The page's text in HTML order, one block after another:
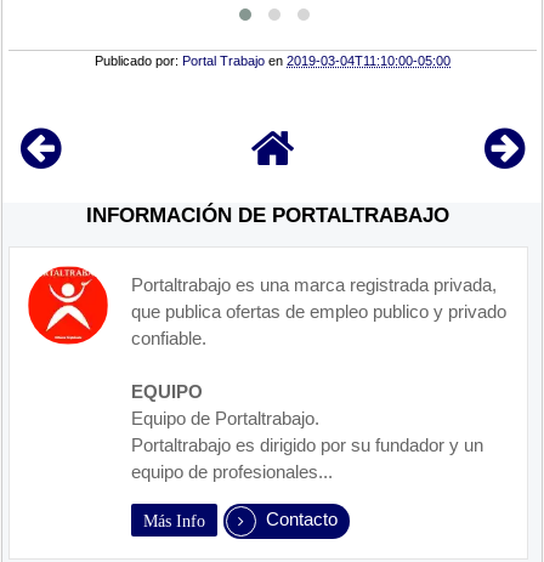
Publicado por:Portal Trabajo en2019-03-04T11:10:00-05:00
INFORMACIÓN DE PORTALTRABAJO
Portaltrabajo es una marca registrada privada,
que publica ofertas de empleo publico y privado
confiable.
EQUIPO
Equipo de Portaltrabajo.
Portaltrabajo es dirigido por su fundador y un
equipo de profesionales...
Más Info Contacto